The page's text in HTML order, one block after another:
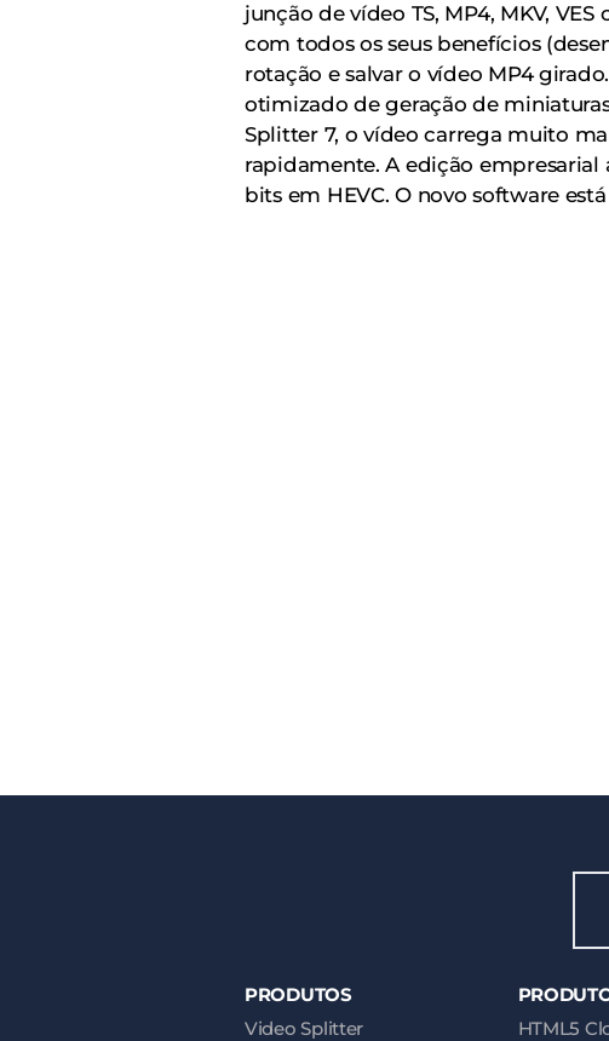
junção de vídeo TS, MP4, MKV,
com todos os seus benefícios
rotação e salvar o vídeo MP4
otimizado de geração de
Splitter 7, o vídeo carrega muito
rapidamente. A edição
bits em HEVC. O novo software
PRODUTOS
Video Splitter
HTML5